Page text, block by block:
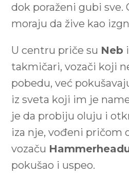
dok poraženi gubi sve.
moraju da žive kao
U centru priče su Neb
takmičari, vozači koji
pobedu, već
iz sveta koji im je
je da probiju oluju i
iza nje, vođeni pričom
vozaču
pokušao i uspeo.